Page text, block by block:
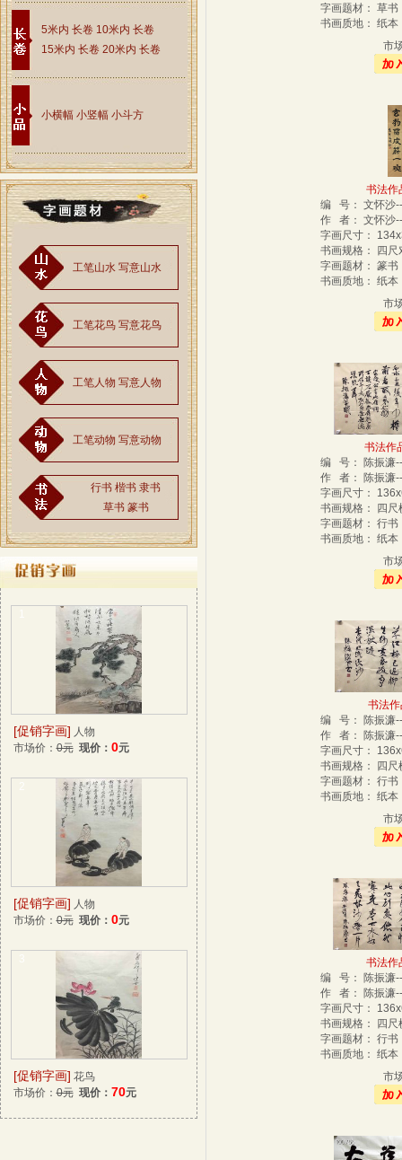
5米内 长卷 10米内 长卷
15米内 长卷 20米内 长卷
小横幅 小竖幅 小斗方
工笔山水 写意山水
工笔花鸟 写意花鸟
工笔人物 写意人物
工笔动物 写意动物
行书 楷书 隶书
草书 篆书
[促销字画] 人物
市场价：0元 现价： 0元
[促销字画] 人物
市场价：0元 现价： 0元
[促销字画] 花鸟
市场价：0元 现价： 70元
字画题材： 草
书画质地： 纸
市
书法作
编 号： 文怀沙
作 者： 文怀
字画尺寸：
书画规格： 四
字画题材： 篆
书画质地： 纸
市
书法作
编 号： 陈振濂
作 者： 陈振
字画尺寸：
书画规格： 四
字画题材： 行
书画质地： 纸
市
书法
编 号： 陈振濂
作 者： 陈振
字画尺寸：
书画规格： 四
字画题材： 行
书画质地： 纸
市
书法作
编 号： 陈振濂
作 者： 陈振
字画尺寸：
书画规格： 四
字画题材： 行
书画质地： 纸
市